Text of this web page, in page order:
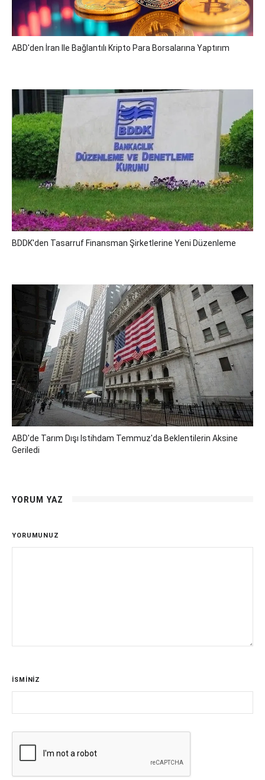
ABD'den İran Ile Bağlantılı Kripto Para Borsalarına Yaptırım
BDDK'den Tasarruf Finansman Şirketlerine Yeni Düzenleme
ABD'de Tarım Dışı Istihdam Temmuz'da Beklentilerin Aksine
Geriledi
YORUM YAZ
YORUMUNUZ
İSMİNİZ